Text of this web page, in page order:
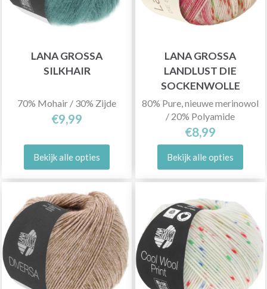
LANA GROSSA
SILKHAIR
70% Mohair / 30% Zijde
€9,99
Bekijk alle opties
LANA GROSSA
LANDLUST DIE
SOCKENWOLLE
80% Pure, nieuwe merinowol
/ 20% Polyamide
€8,99
Bekijk alle opties